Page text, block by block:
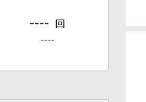
---- 回
----